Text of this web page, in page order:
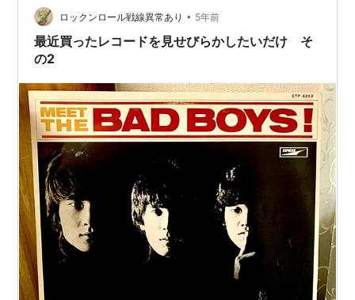
ロックンロール戦線異常あり • 5年前
最近買ったレコードを見せびらかしたいだけ そ
の2